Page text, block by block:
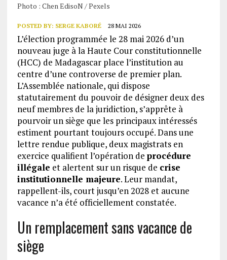
Photo : Chen EdisoN / Pexels
POSTED BY: SERGE KABORÉ 28 MAI 2026
L’élection programmée le 28 mai 2026 d’un
nouveau juge à la Haute Cour constitutionnelle
(HCC) de Madagascar place l’institution au
centre d’une controverse de premier plan.
L’Assemblée nationale, qui dispose
statutairement du pouvoir de désigner deux des
neuf membres de la juridiction, s’apprête à
pourvoir un siège que les principaux intéressés
estiment pourtant toujours occupé. Dans une
lettre rendue publique, deux magistrats en
exercice qualifient l’opération de procédure
illégale et alertent sur un risque de crise
institutionnelle majeure. Leur mandat,
rappellent-ils, court jusqu’en 2028 et aucune
vacance n’a été officiellement constatée.
Un remplacement sans vacance de
siège